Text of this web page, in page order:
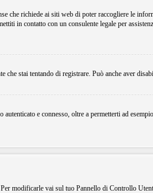
che richiede ai siti web di poter raccogliere le
in contatto con un consulente legale per
stai tentando di registrare. Può anche aver
e connesso, oltre a permetterti ad
modificarle vai sul tuo Pannello di Controllo